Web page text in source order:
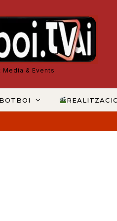
& Events
BOTBOI